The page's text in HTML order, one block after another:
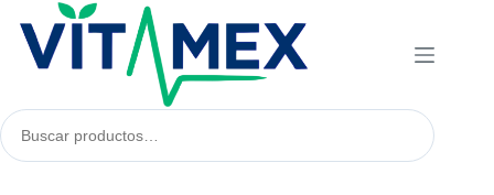
contenido
Buscar
productos: